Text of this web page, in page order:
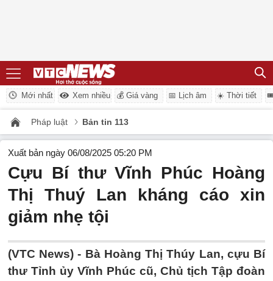
Mới nhất Xem nhiều 💰 Giá vàng 📅 Lịch âm ☀️ Thời tiết
Pháp luật Bản tin 113
Xuất bản ngày 06/08/2025 05:20 PM
Cựu Bí thư Vĩnh Phúc Hoàng
Thị Thuý Lan kháng cáo xin
giảm nhẹ tội
(VTC News) - Bà Hoàng Thị Thúy Lan, cựu Bí
thư Tỉnh ủy Vĩnh Phúc cũ, Chủ tịch Tập đoàn